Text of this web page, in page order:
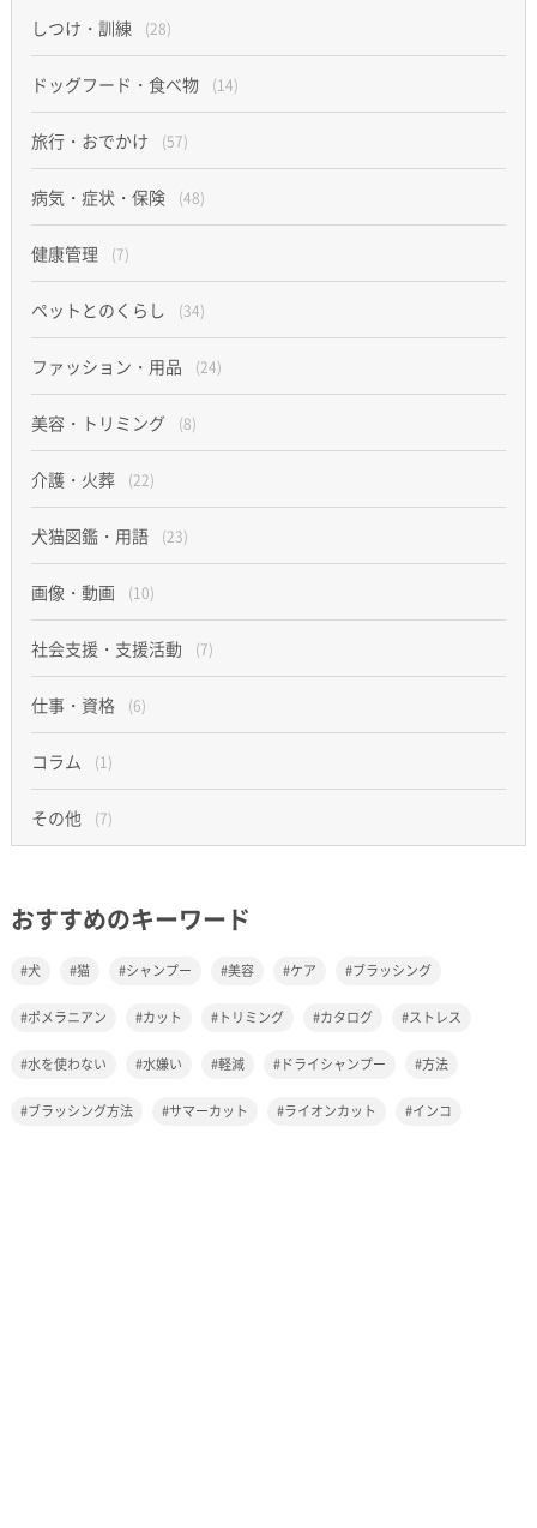
しつけ・訓練 (28)
ドッグフード・食べ物 (14)
旅行・おでかけ (57)
病気・症状・保険 (48)
健康管理 (7)
ペットとのくらし (34)
ファッション・用品 (24)
美容・トリミング (8)
介護・火葬 (22)
犬猫図鑑・用語 (23)
画像・動画 (10)
社会支援・支援活動 (7)
仕事・資格 (6)
コラム (1)
その他 (7)
おすすめのキーワード
犬 猫 シャンプー 美容 ケア ブラッシング
ポメラニアン カット トリミング カタログ ストレス
水を使わない 水嫌い 軽減 ドライシャンプー 方法
ブラッシング方法 サマーカット ライオンカット インコ